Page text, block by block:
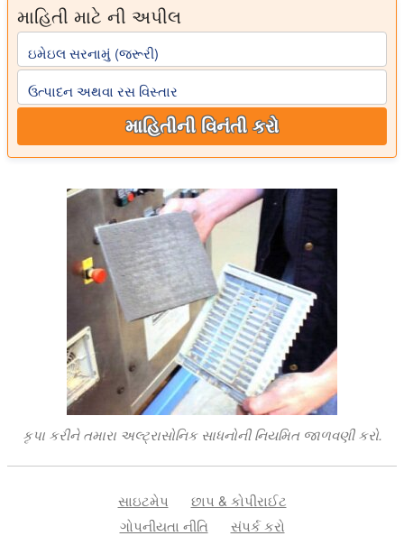
માહિતી માટે ની અપીલ
ઇમેઇલ સરનામું (જરૂરી)
ઉત્પાદન અથવા રસ વિસ્તાર
માહિતીની વિનંતી કરો
કૃપા કરીને તમારા અલ્ટ્રાસોનિક સાધનોની નિયમિત જાળવણી કરો.
સાઇટમેપ
છાપ & કોપીરાઈટ
ગોપનીયતા નીતિ
સંપર્ક કરો